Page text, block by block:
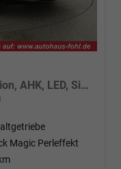
1.5 TSI 110 kW Selection Selection, AHK, LED, Side, ACC, Kamera, Winter, 17-Zoll
Magic Perleffekt